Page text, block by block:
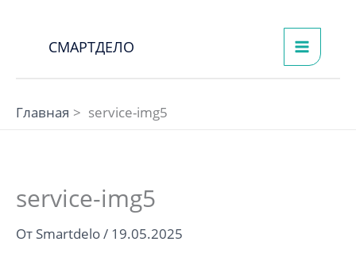
содержимому
СМАРТДЕЛО
Главная service-img5
service-img5
От Smartdelo/ 19.05.2025